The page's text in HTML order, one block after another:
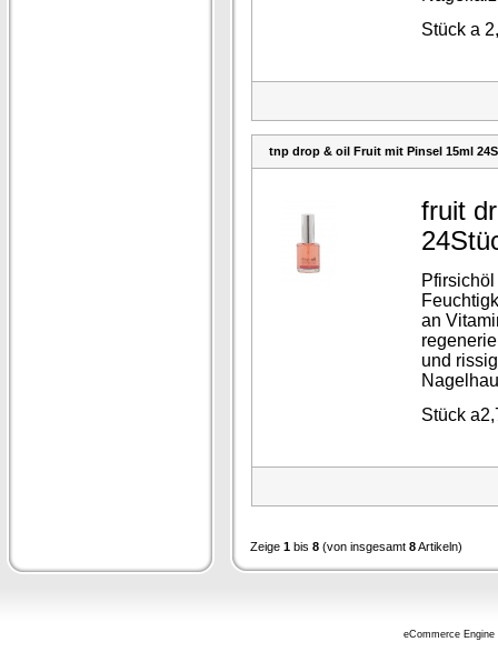
Stück a
tnp drop & oil Fruit mit Pinsel 15ml
fruit
an
und
Stück
Zeige 1 bis 8 (von insgesamt 8Artikeln)
eCommerce